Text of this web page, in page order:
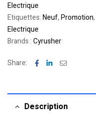
Electrique
Etiquettes:Neuf,Promotion,
Electrique
Brands :Cyrusher
Share: Facebook
LinkedinEmail
Description